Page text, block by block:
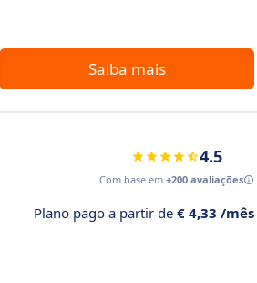
Saiba mais
4.5
Com base em +200 avaliações
Plano pago a partir de € 4,33 /mês